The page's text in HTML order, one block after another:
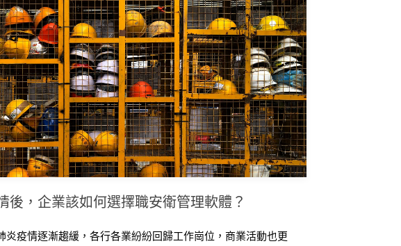
後，企業該如何選擇職安衛管理軟體？
炎疫情逐漸趨緩，各行各業紛紛回歸工作崗位，商業活動也更